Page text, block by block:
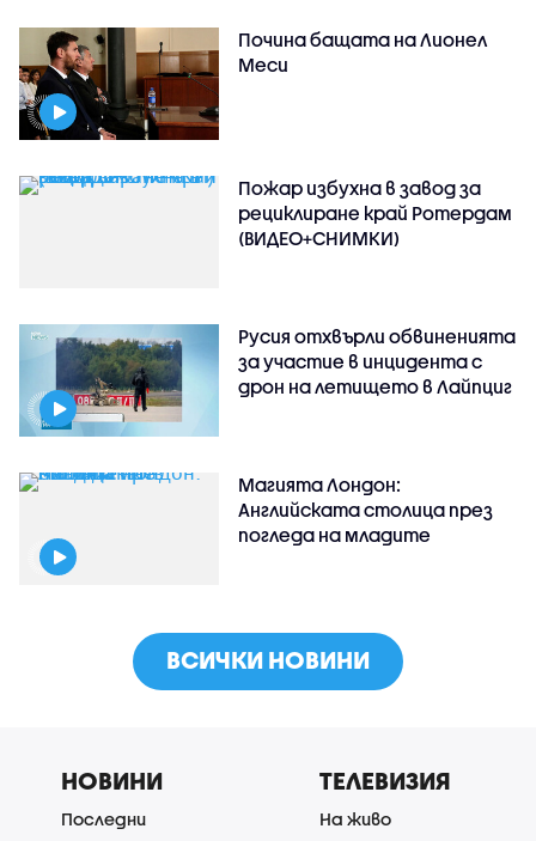
Почина бащата на Лионел
Меси
Пожар избухна в завод за
рециклиране край Ротердам
(ВИДЕО+СНИМКИ)
Русия отхвърли обвиненията
за участие в инцидента с
дрон на летището в Лайпциг
Магията Лондон:
Английската столица през
погледа на младите
ВСИЧКИ НОВИНИ
НОВИНИ
Последни
ТЕЛЕВИЗИЯ
На живо